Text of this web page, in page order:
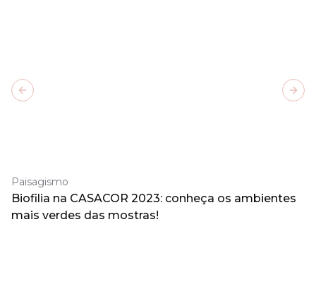
Paisagismo
Biofilia na CASACOR 2023: conheça os ambientes
mais verdes das mostras!
Previous slide